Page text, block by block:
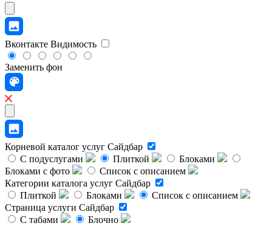
Вконтакте Видимость
Заменить фон
Корневой каталог услуг Сайдбар
С подуслугами
Плиткой
Блоками
Блоками с фото
Список с описанием
Категории каталога услуг Сайдбар
Плиткой
Блоками
Список с описанием
Страница услуги Сайдбар
С табами
Блочно